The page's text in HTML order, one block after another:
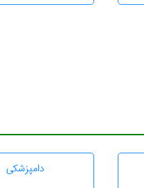
دامپزشكی